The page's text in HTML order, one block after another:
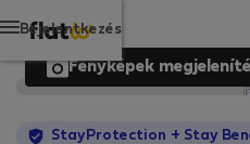
Bejelentkezés
Fényképek
StayProtection + Stay